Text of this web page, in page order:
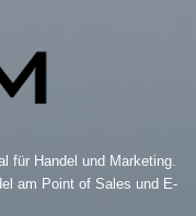
für Handel und Marketing.
am Point of Sales und E-